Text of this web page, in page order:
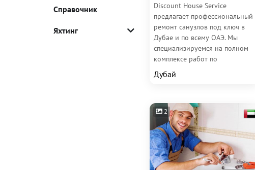
Справочник
Яхтинг
Discount House Service
предлагает профессиональный
ремонт санузлов под ключ в
Дубае и по всему ОАЭ. Мы
специализируемся на полном
комплексе работ по
обновлению ванных комнат
и...
Дубай
2